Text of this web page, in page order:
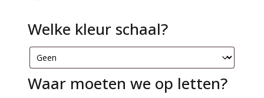
Welke kleur schaal?
Waar moeten we op letten?